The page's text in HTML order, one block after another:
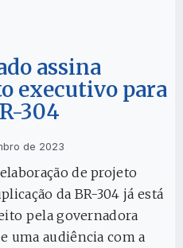
assina
executivo para
304
de 2023
de projeto
da BR-304 já está
pela governadora
uma audiência com a